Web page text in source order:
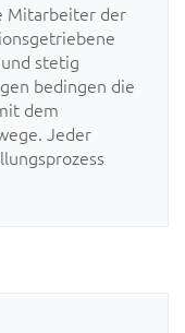
Mitarbeiter der
stetig
bedingen die
dem
Jeder